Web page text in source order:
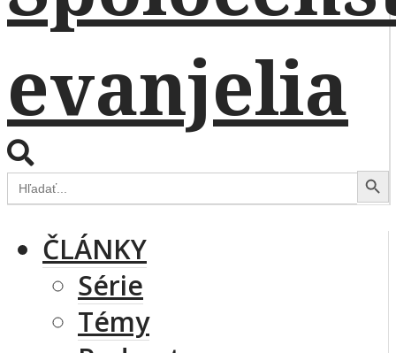
Search
for:
Search Button
ČLÁNKY
Série
Témy